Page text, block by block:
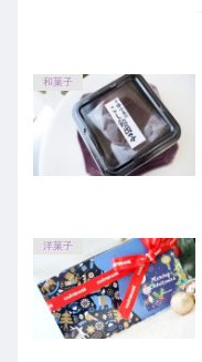
和菓子
洋菓子